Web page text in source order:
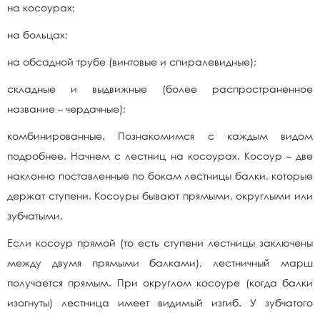
на косоурах;
на больцах;
на обсадной трубе (винтовые и спиралевидные);
складные и выдвижные (более распространенное
название – чердачные);
комбинированные. Познакомимся с каждым видом
подробнее. Начнем с лестниц на косоурах. Косоур – две
наклонно поставленные по бокам лестницы балки, которые
держат ступени. Косоуры бывают прямыми, округлыми или
зубчатыми.
Если косоур прямой (то есть ступени лестницы заключены
между двумя прямыми балками), лестничный марш
получается прямым. При округлом косоуре (когда балки
изогнуты) лестница имеет видимый изгиб. У зубчатого